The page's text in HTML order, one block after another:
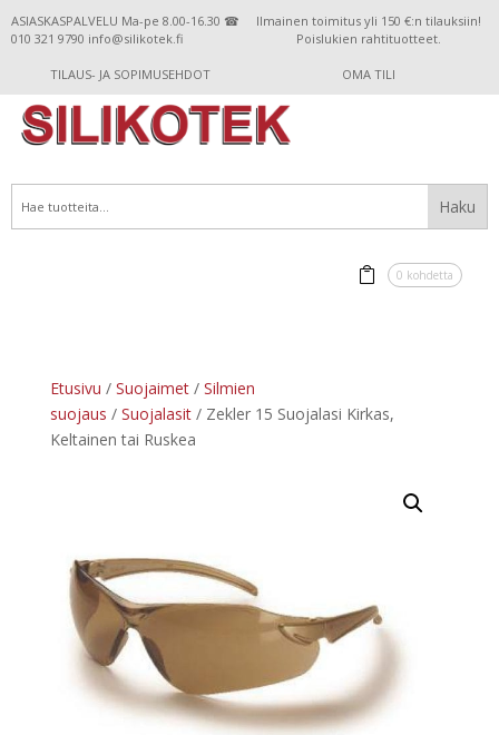
ASIASKASPALVELU Ma-pe 8.00-16.30 ☎
010 321 9790 info@silikotek.fi
Ilmainen toimitus yli 150 €:n tilauksiin!
Poislukien rahtituotteet.
TILAUS- JA SOPIMUSEHDOT OMA TILI
0 kohdetta
Etusivu / Suojaimet/ Silmien
suojaus / Suojalasit/ Zekler 15 Suojalasi Kirkas,
Keltainen tai Ruskea